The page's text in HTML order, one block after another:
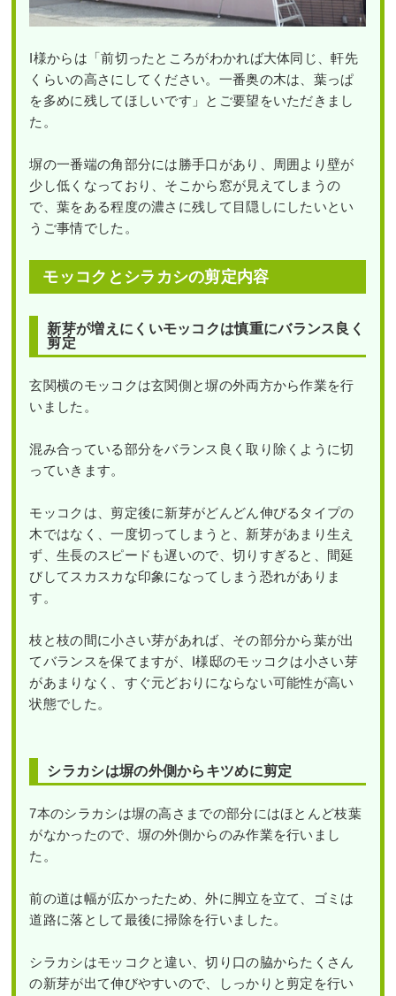
I様からは「前切ったところがわかれば大体同じ、軒先
くらいの高さにしてください。一番奥の木は、葉っぱ
を多めに残してほしいです」とご要望をいただきまし
た。
塀の一番端の角部分には勝手口があり、周囲より壁が
少し低くなっており、そこから窓が見えてしまうの
で、葉をある程度の濃さに残して目隠しにしたいとい
うご事情でした。
モッコクとシラカシの剪定内容
新芽が増えにくいモッコクは慎重にバランス良く
剪定
玄関横のモッコクは玄関側と塀の外両方から作業を行
いました。
混み合っている部分をバランス良く取り除くように切
っていきます。
モッコクは、剪定後に新芽がどんどん伸びるタイプの
木ではなく、一度切ってしまうと、新芽があまり生え
ず、生長のスピードも遅いので、切りすぎると、間延
びしてスカスカな印象になってしまう恐れがありま
す。
枝と枝の間に小さい芽があれば、その部分から葉が出
てバランスを保てますが、I様邸のモッコクは小さい芽
があまりなく、すぐ元どおりにならない可能性が高い
状態でした。
シラカシは塀の外側からキツめに剪定
7本のシラカシは塀の高さまでの部分にはほとんど枝葉
がなかったので、塀の外側からのみ作業を行いまし
た。
前の道は幅が広かったため、外に脚立を立て、ゴミは
道路に落として最後に掃除を行いました。
シラカシはモッコクと違い、切り口の脇からたくさん
の新芽が出て伸びやすいので、しっかりと剪定を行い